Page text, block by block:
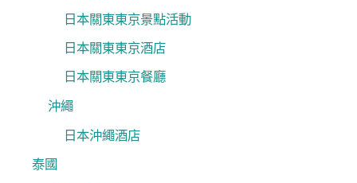
日本關東東京景點活動
日本關東東京酒店
日本關東東京餐廳
沖繩
日本沖繩酒店
泰國